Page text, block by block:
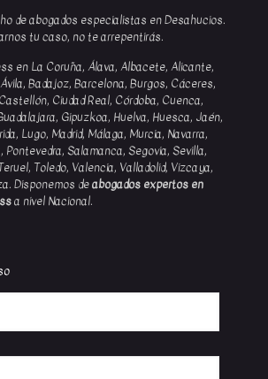
de abogados especialistas en Desahucios.
tu caso, no te arrepentirás.
en La Coruña, Álava, Albacete, Alicante,
Badajoz, Barcelona, Burgos, Cáceres,
Ciudad Real, Córdoba, Cuenca,
Gipuzkoa, Huelva, Huesca, Jaén,
Lugo, Madrid, Málaga, Murcia, Navarra,
Pontevedra, Salamanca, Segovia, Sevilla,
Toledo, Valencia, Valladolid, Vizcaya,
Disponemos deabogados expertos en
a nivel Nacional.